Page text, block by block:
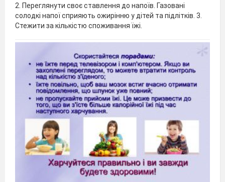
2. Переглянути своє ставлення до напоїв. Газовані
солодкі напої сприяють ожирінню у дітей та підлітків. 3.
Стежити за кількістю споживання їжі.